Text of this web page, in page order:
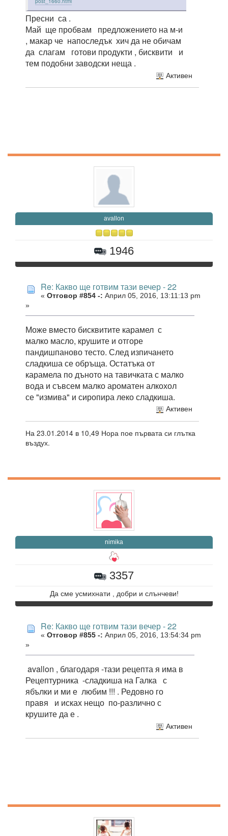
Пресни са .
Май ще пробвам предложението на м-и
, макар че напоследък хич да не обичам
да слагам готови продукти , бисквити и
тем подобни заводски неща .
Активен
avallon
1946
Re: Какво ще готвим тази вечер - 22
« Отговор #854 -: Април 05, 2016, 13:11:13 pm
»
Може вместо бисквитите карамел с
малко масло, крушите и отгоре
пандишпаново тесто. След изпичането
сладкиша се обръща. Остатъка от
карамела по дъното на тавичката с малко
вода и съвсем малко ароматен алкохол
се "измива" и сиропира леко сладкиша.
Активен
На 23.01.2014 в 10,49 Нора пое първата си глътка
въздух.
nimika
3357
Да сме усмихнати , добри и слънчеви!
Re: Какво ще готвим тази вечер - 22
« Отговор #855 -: Април 05, 2016, 13:54:34 pm
»
avallon , благодаря -тази рецепта я има в
Рецептурника -сладкиша на Галка с
ябълки и ми е любим !!! . Редовно го
правя и исках нещо по-различно с
крушите да е .
Активен